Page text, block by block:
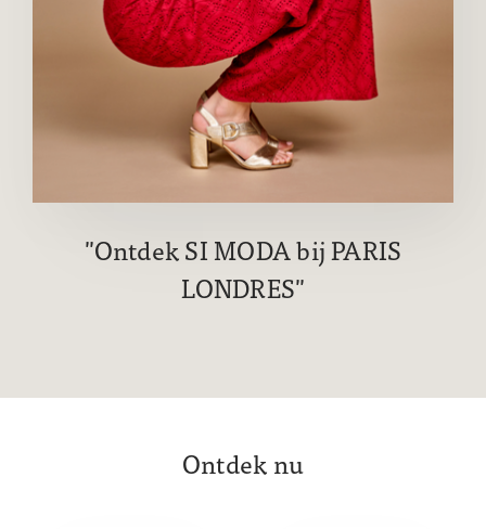
Ontdek SI MODA bij PARIS
LONDRES
Ontdek nu